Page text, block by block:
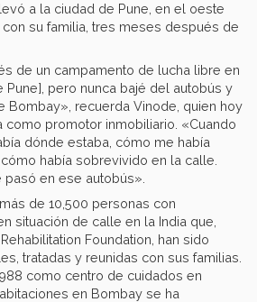
a la ciudad de Pune, en el oeste
su familia, tres meses después de
de un campamento de lucha libre en
Pune], pero nunca bajé del autobús y
Bombay», recuerda Vinode, quien hoy
como promotor inmobiliario. «Cuando
dónde estaba, cómo me había
había sobrevivido en la calle.
en ese autobús».
de 10,500 personas con
situación de calle en la India que,
Foundation, han sido
tratadas y reunidas con sus familias.
como centro de cuidados en
en Bombay se ha